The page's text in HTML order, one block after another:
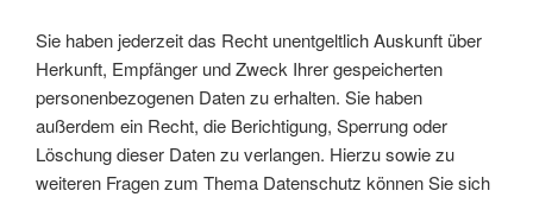
Sie haben jederzeit das Recht unentgeltlich Auskunft über
Herkunft, Empfänger und Zweck Ihrer gespeicherten
personenbezogenen Daten zu erhalten. Sie haben
außerdem ein Recht, die Berichtigung, Sperrung oder
Löschung dieser Daten zu verlangen. Hierzu sowie zu
weiteren Fragen zum Thema Datenschutz können Sie sich